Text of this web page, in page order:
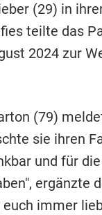
(29) in
teilte das
2024 zur
(79)
sie ihren
und für
ergänzte
euch immer